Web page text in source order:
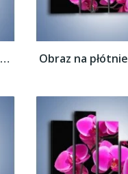
Obraz na płótnie – Storczyk nocą –...